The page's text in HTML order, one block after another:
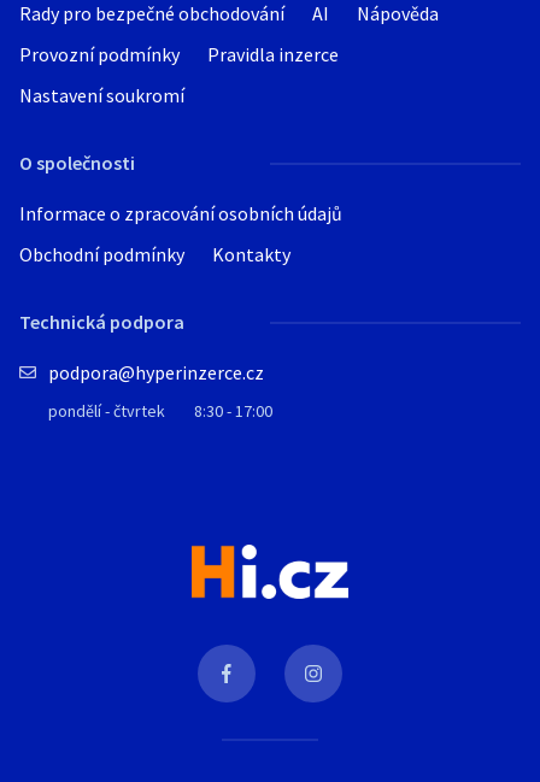
Rady pro bezpečné obchodování
AI
Nápověda
Provozní podmínky
Pravidla inzerce
Nastavení soukromí
O společnosti
Informace o zpracování osobních údajů
Obchodní podmínky
Kontakty
Technická podpora
podpora@hyperinzerce.cz
pondělí - čtvrtek 8:30 - 17:00